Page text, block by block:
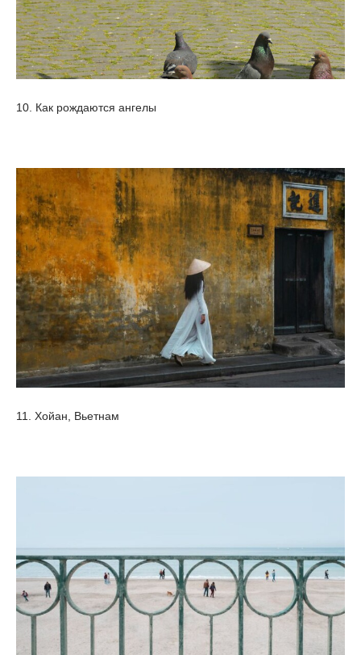
10. Как рождаются ангелы
11. Хойан, Вьетнам